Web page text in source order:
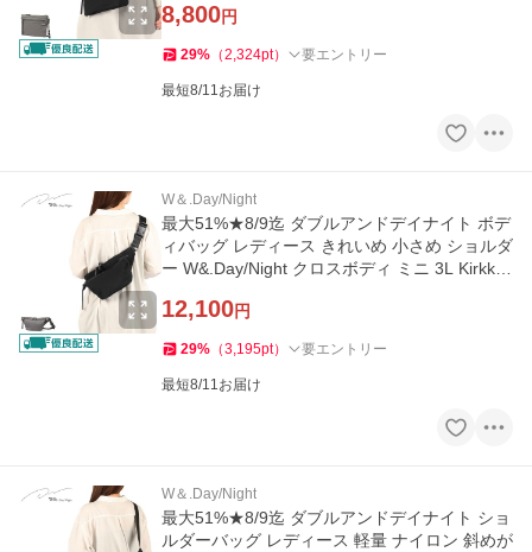
8,800円
29% （2,324pt） 要エントリー
最短8/11お届け
W＆.Day/Night
最大51%★8/9迄 ダブルアンドデイナイト ボデ
ィバッグ レディース きれいめ 小さめ ショルダ
ー W&.Day/Night クロスボディ ミニ 3L Kirkko
12,100円
29% （3,195pt） 要エントリー
最短8/11お届け
W＆.Day/Night
最大51%★8/9迄 ダブルアンドデイナイト ショ
ルダーバッグ レディース 軽量 ナイロン 斜めが